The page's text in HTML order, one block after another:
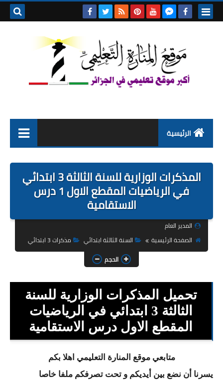
الرئيسية
التربية التحضيرية
السنة الاولى ابتدائي
السنة الثالثة ابتدائي
السنة الخامسة ابتدائي
شهادة التعليم الابتدائي
تزيين القسم
التعليم المتوسط
المذكرات الوزارية للسنة الثالثة 3 ابتدائي
في الرياضيات المقطع الاول 1 درس
الاستقامية
المدير العام
الصفحة الرئيسية
السنة الثالثة ابتدائي
مذكرات 3 ابتدائي
الحجم
تحميل المذكرات الوزارية للسنة
الثالثة 3 ابتدائي في الرياضيات
المقطع الاول درس الاستقامية
متابعي موقع المنارة التعليمي اهلا بكم
يسرنا أن نضع بين أيديكم و تحت تصرفكم ملفا خاصا